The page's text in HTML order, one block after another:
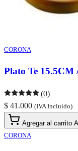
CORONA
Plato Te
(0)
$ 41.000 (IVA Incluido)
Agregar al carrito
CORONA